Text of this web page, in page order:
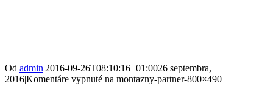
Od admin|2016-09-26T08:10:16+01:0026 septembra,
2016|Komentáre vypnuté na montazny-partner-800×490